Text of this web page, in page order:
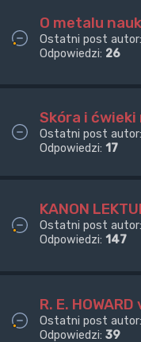
O metalu
Ostatni post autor:
Odpowiedzi: 26
Skóra i ćwieki
Ostatni post autor:
Odpowiedzi: 17
KANON
Ostatni post autor:
Odpowiedzi: 147
R. E.
Ostatni post autor:
Odpowiedzi: 39